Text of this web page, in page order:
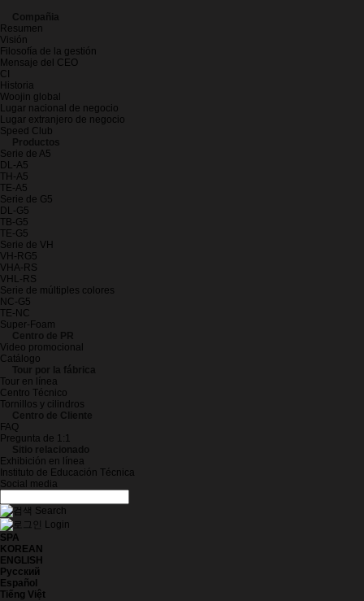
Compañia
Resumen
Visión
Filosofía de la gestión
Mensaje del CEO
CI
Historia
Woojin global
Lugar nacional de negocio
Lugar extranjero de negocio
Speed Club
Productos
Serie de A5
DL-A5
TH-A5
TE-A5
Serie de G5
DL-G5
TB-G5
TE-G5
Serie de VH
VH-RG5
VHA-RS
VHL-RS
Serie de múltiples colores
NC-G5
TE-NC
Super-Foam
Centro de PR
Video promocional
Catálogo
Tour por la fábrica
Tour en línea
Centro Técnico
Tornillos y cilindros
Centro de Cliente
FAQ
Pregunta de 1:1
Sitio relacionado
Exhibición en línea
Instituto de Educación Técnica
Social media
Search
Login
SPA
KOREAN
ENGLISH
Русский
Español
Tiếng Việt